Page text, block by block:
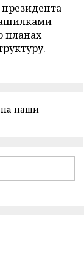
планах
на наши